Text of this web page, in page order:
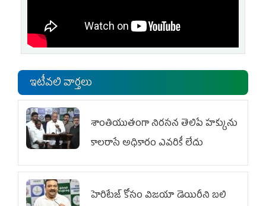
ఇటీవలి వార్తలు
శాంతియుతంగా నిరసన తెలిపే హక్కును
కాలరాసే అధికారం ఎవరికీ లేదు
హెరిటేజ్ కోసం విజయా డెయిరీని బలి